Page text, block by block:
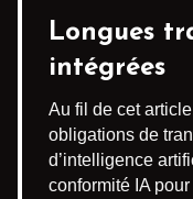
Longues
intégrées
Au fil de cet
obligations de
d’intelligence
conformité IA